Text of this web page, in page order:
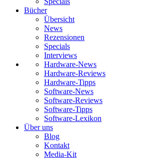
Bücher
Übersicht
News
Rezensionen
Specials
Interviews
Hardware-News
Hardware-Reviews
Hardware-Tipps
Software-News
Software-Reviews
Software-Tipps
Software-Lexikon
Über uns
Blog
Kontakt
Media-Kit